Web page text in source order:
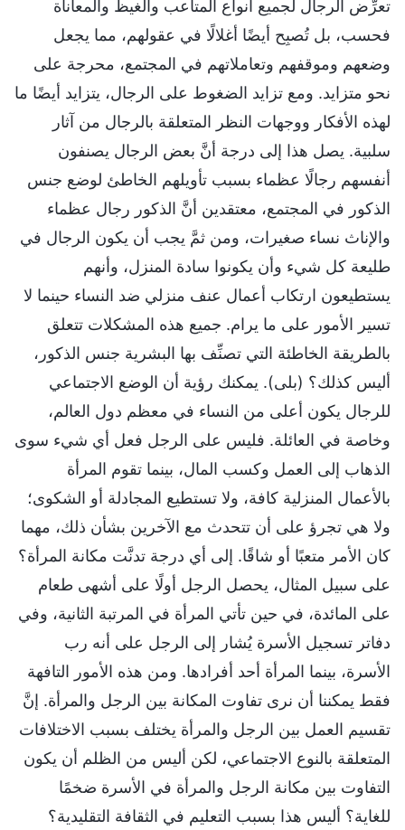
تعرِّض الرجال لجميع أنواع المتاعب والغيظ والمعاناة
فحسب، بل تُصبِح أيضًا أغلالًا في عقولهم، مما يجعل
وضعهم وموقفهم وتعاملاتهم في المجتمع، محرجة على
نحو متزايد. ومع تزايد الضغوط على الرجال، يتزايد أيضًا ما
لهذه الأفكار ووجهات النظر المتعلقة بالرجال من آثار
سلبية. يصل هذا إلى درجة أنَّ بعض الرجال يصنفون
أنفسهم رجالًا عظماء بسبب تأويلهم الخاطئ لوضع جنس
الذكور في المجتمع، معتقدين أنَّ الذكور رجال عظماء
والإناث نساء صغيرات، ومن ثمَّ يجب أن يكون الرجال في
طليعة كل شيء وأن يكونوا سادة المنزل، وأنهم
يستطيعون ارتكاب أعمال عنف منزلي ضد النساء حينما لا
تسير الأمور على ما يرام. جميع هذه المشكلات تتعلق
بالطريقة الخاطئة التي تصنِّف بها البشرية جنس الذكور،
أليس كذلك؟ (بلى). يمكنك رؤية أن الوضع الاجتماعي
للرجال يكون أعلى من النساء في معظم دول العالم،
وخاصة في العائلة. فليس على الرجل فعل أي شيء سوى
الذهاب إلى العمل وكسب المال، بينما تقوم المرأة
بالأعمال المنزلية كافة، ولا تستطيع المجادلة أو الشكوى؛
ولا هي تجرؤ على أن تتحدث مع الآخرين بشأن ذلك، مهما
كان الأمر متعبًا أو شاقًا. إلى أي درجة تدنَّت مكانة المرأة؟
على سبيل المثال، يحصل الرجل أولًا على أشهى طعام
على المائدة، في حين تأتي المرأة في المرتبة الثانية، وفي
دفاتر تسجيل الأسرة يُشار إلى الرجل على أنه رب
الأسرة، بينما المرأة أحد أفرادها. ومن هذه الأمور التافهة
فقط يمكننا أن نرى تفاوت المكانة بين الرجل والمرأة. إنَّ
تقسيم العمل بين الرجل والمرأة يختلف بسبب الاختلافات
المتعلقة بالنوع الاجتماعي، لكن أليس من الظلم أن يكون
التفاوت بين مكانة الرجل والمرأة في الأسرة ضخمًا
للغاية؟ أليس هذا بسبب التعليم في الثقافة التقليدية؟